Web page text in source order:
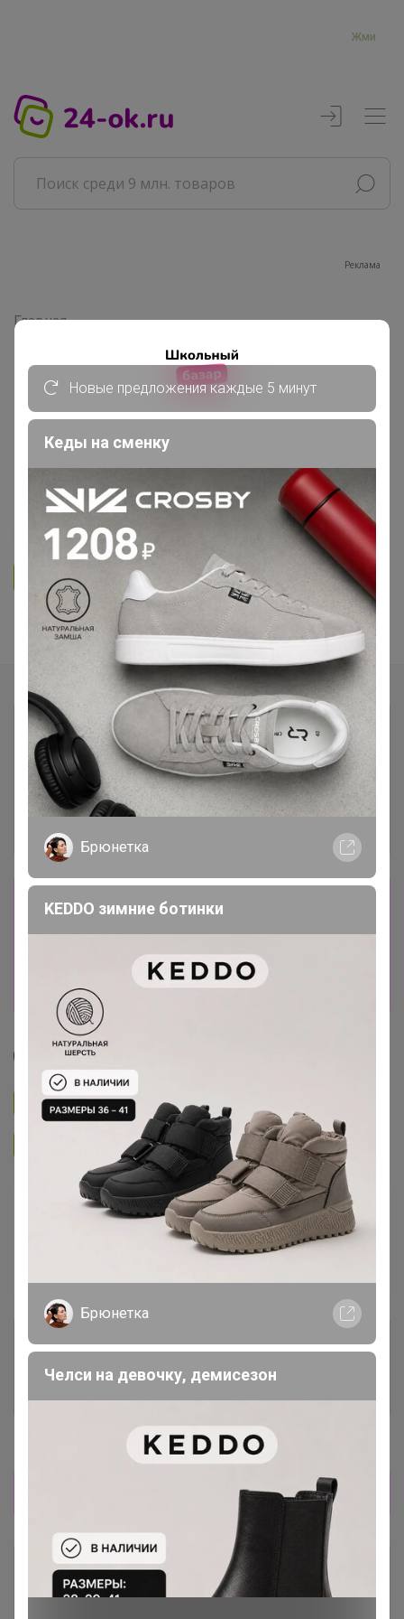
Жми
Реклама
Главная
АРХИВ СП
ВЗРОСЛЫЕ СП
СП174 Беррак Турция белье,
пижамы
5.0 48.2K 2.2K 21
Ответить
Показаны записи1-8из8.
Сбор заказов в данной закупке
завершен.
новую. Подпишитесь на новости закупки,
чтобы быть в курсе её открытия!
МЁД
Подписаться на закупку 1.2K
Подписаться на организатора 3.9K
В архиве Собрано
63 %
Комментарии к лотам 2.2K
Развоз запланирован 26-27 ноября
Описание
Новые предложения каждые 5 минут
Кеды на сменку
Брюнетка
KEDDO зимние ботинки
Брюнетка
Челси на девочку, демисезон